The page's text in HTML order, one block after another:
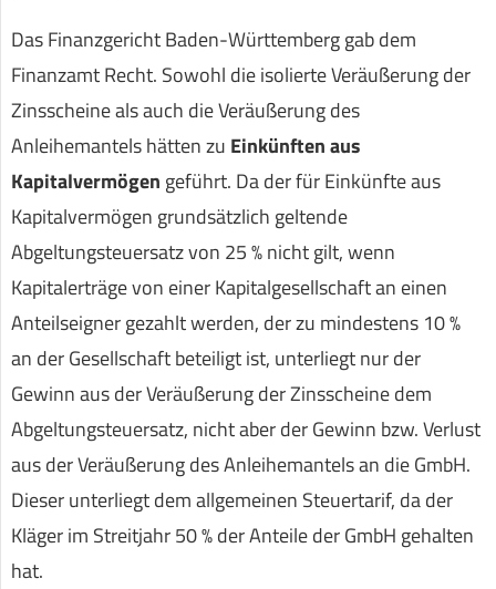
Das Finanzgericht Baden-Württemberg gab dem
Finanzamt Recht. Sowohl die isolierte Veräußerung der
Zinsscheine als auch die Veräußerung des
Anleihemantels hätten zu Einkünften aus
Kapitalvermögen geführt. Da der für Einkünfte aus
Kapitalvermögen grundsätzlich geltende
Abgeltungsteuersatz von 25 % nicht gilt, wenn
Kapitalerträge von einer Kapitalgesellschaft an einen
Anteilseigner gezahlt werden, der zu mindestens 10 %
an der Gesellschaft beteiligt ist, unterliegt nur der
Gewinn aus der Veräußerung der Zinsscheine dem
Abgeltungsteuersatz, nicht aber der Gewinn bzw. Verlust
aus der Veräußerung des Anleihemantels an die GmbH.
Dieser unterliegt dem allgemeinen Steuertarif, da der
Kläger im Streitjahr 50 % der Anteile der GmbH gehalten
hat.